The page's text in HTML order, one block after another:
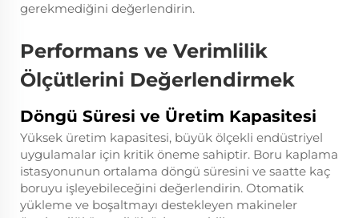
gerekmediğini değerlendirin.
Performans ve Verimlilik
Ölçütlerini Değerlendirmek
Döngü Süresi ve Üretim Kapasitesi
Yüksek üretim kapasitesi, büyük ölçekli endüstriyel
uygulamalar için kritik öneme sahiptir. Boru kaplama
istasyonunun ortalama döngü süresini ve saatte kaç
boruyu işleyebileceğini değerlendirin. Otomatik
yükleme ve boşaltmayı destekleyen makineler